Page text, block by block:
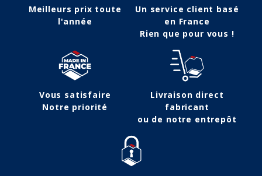
Meilleurs prix toute
l'année
Un service client basé
en France
Rien que pour vous !
Vous satisfaire
Notre priorité
Livraison direct
fabricant
ou de notre entrepôt